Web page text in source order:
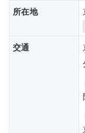
所在地
交通